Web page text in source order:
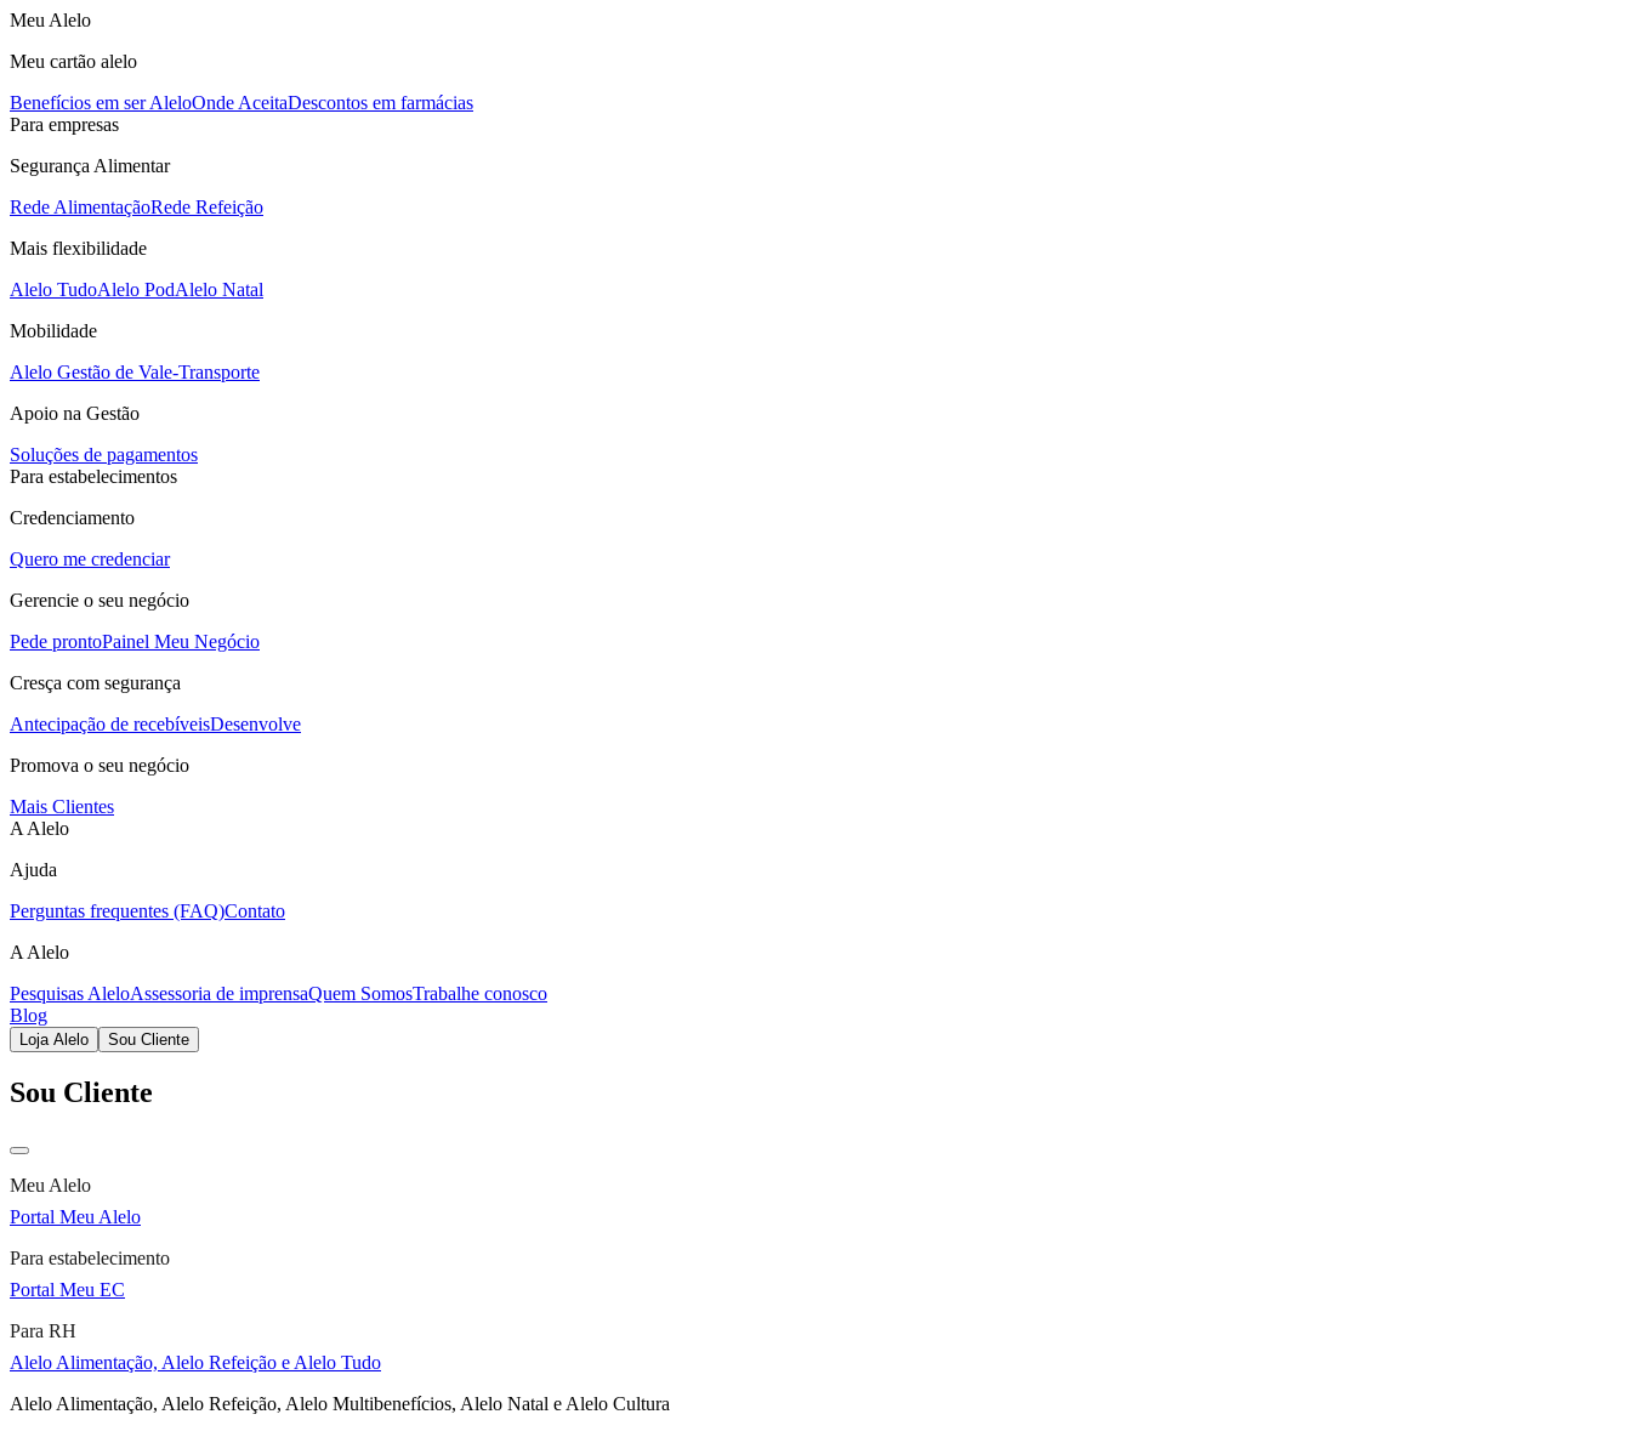
Meu Alelo
Meu cartão alelo
Benefícios em ser AleloOnde AceitaDescontos em farmácias
Para empresas
Segurança Alimentar
Rede AlimentaçãoRede Refeição
Mais flexibilidade
Alelo TudoAlelo PodAlelo Natal
Mobilidade
Alelo Gestão de Vale-Transporte
Apoio na Gestão
Soluções de pagamentos
Para estabelecimentos
Credenciamento
Quero me credenciar
Gerencie o seu negócio
Pede prontoPainel Meu Negócio
Cresça com segurança
Antecipação de recebíveisDesenvolve
Promova o seu negócio
Mais Clientes
A Alelo
Ajuda
Perguntas frequentes (FAQ)Contato
A Alelo
Pesquisas AleloAssessoria de imprensaQuem SomosTrabalhe conosco
Blog
Loja Alelo Sou Cliente
Sou Cliente
Meu Alelo
Portal Meu Alelo
Para estabelecimento
Portal Meu EC
Para RH
Alelo Alimentação, Alelo Refeição e Alelo Tudo
Alelo Alimentação, Alelo Refeição, Alelo Multibenefícios, Alelo Natal e Alelo Cultura